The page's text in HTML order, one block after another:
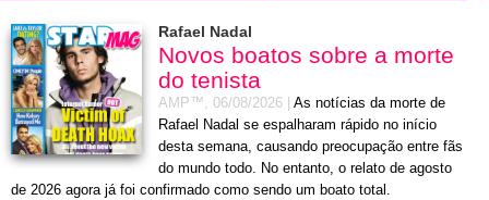
Rafael Nadal
Novos boatos sobre a morte
do tenista
AMP™, 06/08/2026
As notícias da morte de
Rafael Nadal se espalharam rápido no início
desta semana, causando preocupação entre fãs
do mundo todo. No entanto, o relato de agosto
de 2026 agora já foi confirmado como sendo um boato total.